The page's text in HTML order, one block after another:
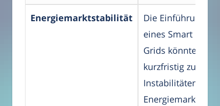
Energiemarktstabilität
Die Einführung
eines Smart
Grids könnte
kurzfristig zu
Instabilitäten im
Energiemarkt